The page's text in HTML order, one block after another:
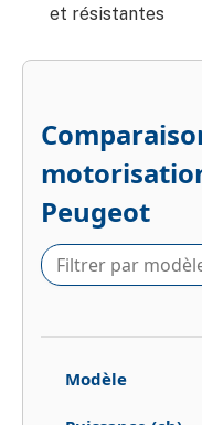
et résistantes
Peugeot